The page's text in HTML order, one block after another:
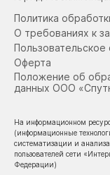
Политика
О требованиях к
Пользовательское
Оферта
Положение об
данных ООО
На информационном
(информационные
систематизации и
пользователей сети
Федерации)